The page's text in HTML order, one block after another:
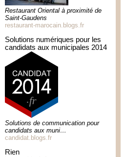
Restaurant Oriental à proximité de
Saint-Gaudens
restaurant-marocain.blogs.fr
solutions numériques pour les
candidats aux municipales 2014
Solutions de communication pour
candidats aux muni…
candidat.blogs.fr
rien